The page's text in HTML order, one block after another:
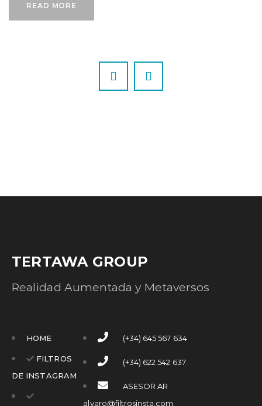
READ MORE
TERTAWA GROUP
Realidad Aumentada y Metaversos
HOME
FILTROS
DE INSTAGRAM
(+34) 645 567 634
(+34) 622 542 637
ASESOR AR
alvaro@filtrosinsta.com